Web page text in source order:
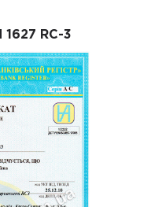
1627 RC-3